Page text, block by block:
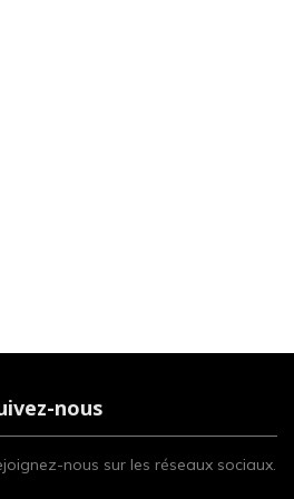
nous
nous sur les réseaux sociaux.